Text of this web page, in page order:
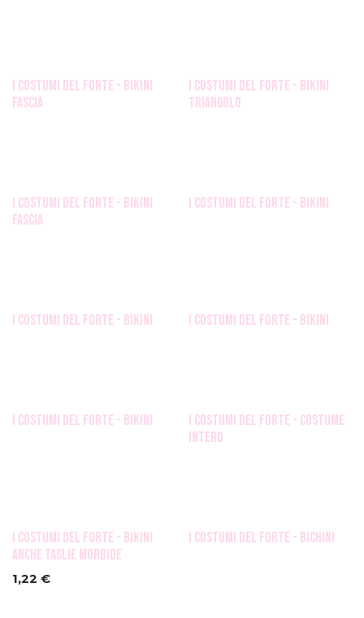
i costumi del forte - bikini
fascia
i costumi del forte - bikini
triangolo
i costumi del forte - bikini
fascia
i costumi del forte - bikini
i costumi del forte - bikini i costumi del forte - bikini
i costumi del forte - bikini
i costumi del forte - costume
intero
i costumi del forte - bikini
anche taglie morbide
1,22 €
i costumi del forte - bichini